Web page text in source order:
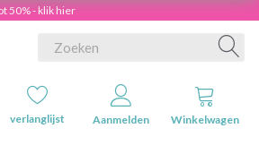
50% - klik hier
verlanglijst Aanmelden Winkelwagen